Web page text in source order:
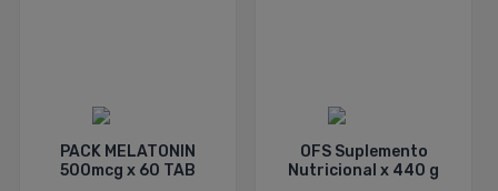
PACK MELATONIN
500mcg x 60 TAB
OFS Suplemento
Nutricional x 440 g